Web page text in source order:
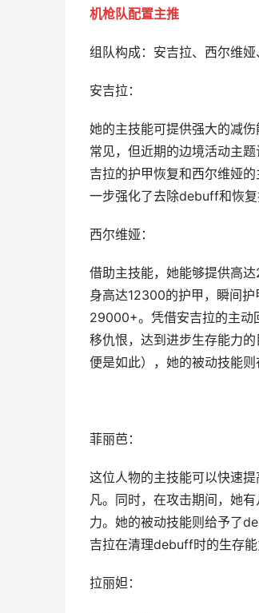
机枪队配置主推
组队构成：安吉拉、西尔维娅
安吉拉：
她的主技能可提供强大的减
常见，但近期的边境活动主
吉拉的护甲恢复和西尔维娅
一步强化了去除debuff和恢复
西尔维娅：
借助主技能，她能够提供高
身高达12300的护甲，瞬间
29000+。凭借安吉拉的主动
移仇恨，达到进步生存能力
便是如此），她的被动技能则
菲丽芭：
这位人物的主技能可以快速
凡。同时，在攻击期间，她
力。她的被动技能则给予了
吉拉在清理debuff时的生存能
拉丽妲：